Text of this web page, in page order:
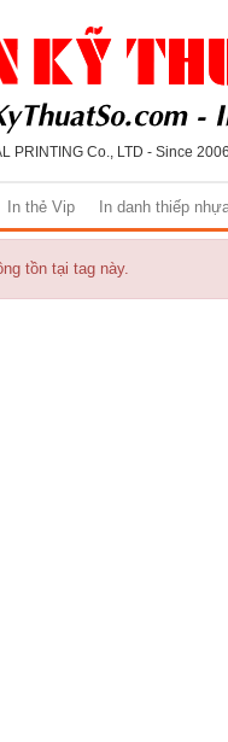
PRINTING Co., LTD - Since 2006
In thẻ Vip In danh thiếp
tồn tại tag này.